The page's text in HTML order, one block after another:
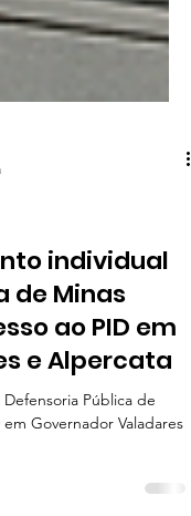
individual
de Minas
ao PID em
e Alpercata